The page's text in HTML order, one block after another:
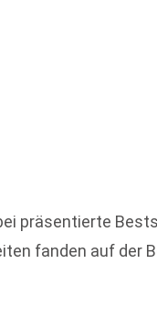
präsentierte
fanden auf der